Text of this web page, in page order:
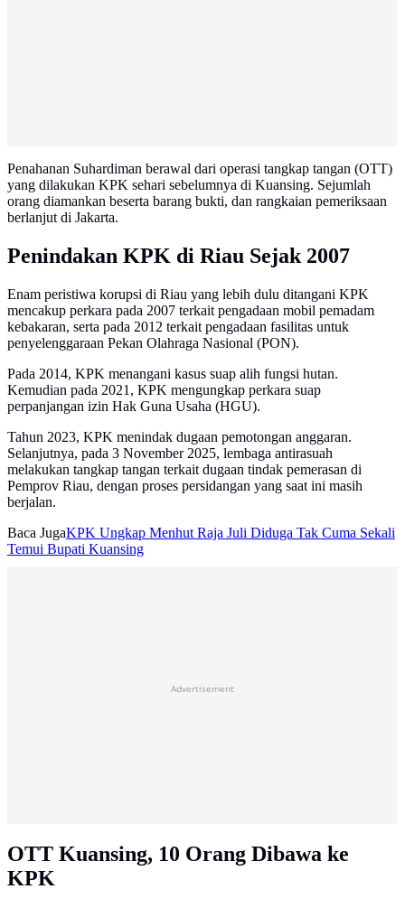
Penahanan Suhardiman berawal dari operasi tangkap tangan (OTT)
yang dilakukan KPK sehari sebelumnya di Kuansing. Sejumlah
orang diamankan beserta barang bukti, dan rangkaian pemeriksaan
berlanjut di Jakarta.
Penindakan KPK di Riau Sejak 2007
Enam peristiwa korupsi di Riau yang lebih dulu ditangani KPK
mencakup perkara pada 2007 terkait pengadaan mobil pemadam
kebakaran, serta pada 2012 terkait pengadaan fasilitas untuk
penyelenggaraan Pekan Olahraga Nasional (PON).
Pada 2014, KPK menangani kasus suap alih fungsi hutan.
Kemudian pada 2021, KPK mengungkap perkara suap
perpanjangan izin Hak Guna Usaha (HGU).
Tahun 2023, KPK menindak dugaan pemotongan anggaran.
Selanjutnya, pada 3 November 2025, lembaga antirasuah
melakukan tangkap tangan terkait dugaan tindak pemerasan di
Pemprov Riau, dengan proses persidangan yang saat ini masih
berjalan.
Baca JugaKPK Ungkap Menhut Raja Juli Diduga Tak Cuma Sekali
Temui Bupati Kuansing
Advertisement
OTT Kuansing, 10 Orang Dibawa ke
KPK